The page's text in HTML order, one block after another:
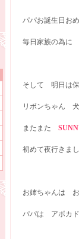
パパお誕生日お
毎日家族の為に
そして 明日は
リボンちゃん
またまた
初めて夜行きま
お姉ちゃんは お
パパは アボカ